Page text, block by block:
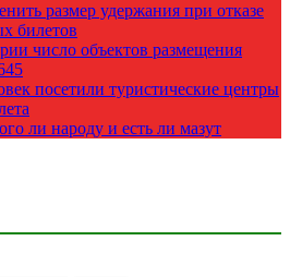
размер удержания при отказе
билетов
число объектов размещения
посетили туристические центры
ли народу и есть ли мазут